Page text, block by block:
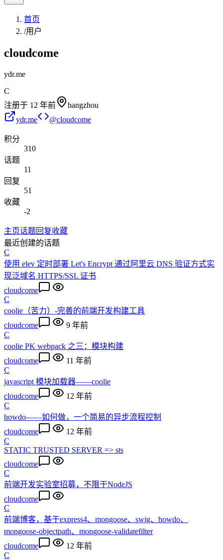
首页
/用户
cloudcome
ydr.me
C
注册于 12 年前
hangzhou
ydr.me
@cloudcome
积分
310
话题
11
回复
51
收藏
-2
主页话题回复收藏
最近创建的话题
C
使用 elev 定时部署 Let's Encrypt 通过阿里云 DNS 验证方式实
现泛域名 HTTPS/SSL 证书
cloudcome
C
coolie（苦力）-完善的前端开发构建工具
cloudcome
9 年前
C
coolie PK webpack 之三：模块构建
cloudcome
11 年前
C
javascript 模块加载器——coolie
cloudcome
12 年前
C
howdo——如何做，一个简易的异步流程控制
cloudcome
12 年前
C
STATIC TRUSTED SERVER => sts
cloudcome
C
前端开发实验室招募，不限于NodeJS
cloudcome
C
前端博客，基于express4、mongoose、swig、howdo、
mongoose-objectpath、mongoose-validatefilter
cloudcome
12 年前
C